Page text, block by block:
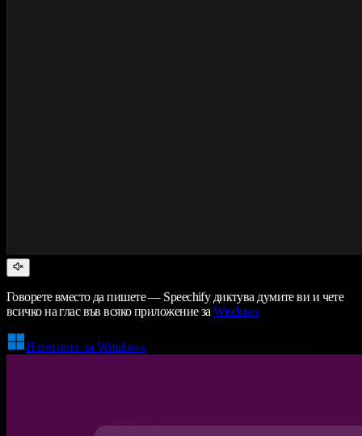
Говорете вместо да пишете — Speechify диктува думите ви и чете
всичко на глас във всяко приложение заWindows
Изтеглете за Windows